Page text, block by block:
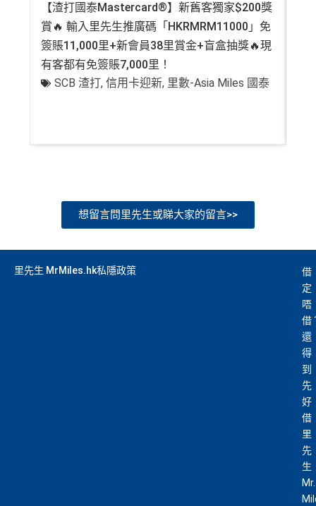
【渣打國泰Mastercard®】新舊客獨家$200獎
賞🔥 輸入里先生推廣碼「HKRMRM11000」免
簽賬11,000里+新會員38里賞金+盲盒抽獎🔥現
有客都有免簽賬7,000里！
SCB 渣打,信用卡迎新, 里數-Asia Miles 國泰
想留言問里先生或睇大家的留言>>
里先生 MrMiles.hk私隱政策
借
定
唔
借
還
得
到
先
好
借
里
先
生
Mr.